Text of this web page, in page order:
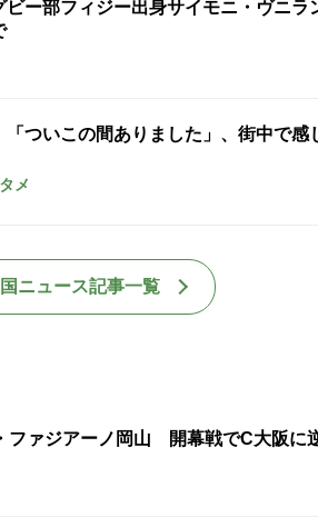
ビー部フィジー出身サイモニ・ヴニラ
「ついこの間ありました」、街中で感
メ
ニュース記事一覧
ファジアーノ岡山 開幕戦でC大阪に